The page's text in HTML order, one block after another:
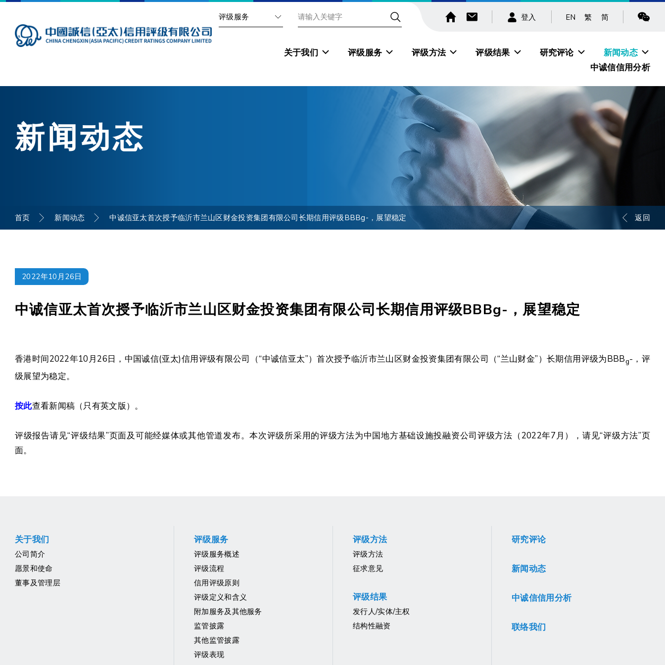
评级服务 登入 EN 繁 简
关于我们 评级服务 评级方法 评级结果 研究评论
新闻动态
中诚信信用分析
新闻动态
首页 新闻动态 中诚信亚太首次授予临沂市兰山区财金投资集团有限公司长期信用评级BBBg-，展望稳定 返回
2022年10月26日
中诚信亚太首次授予临沂市兰山区财金投资集团有限公司长期信用评级BBBg-，展望稳定
香港时间2022年10月26日，中国诚信(亚太)信用评级有限公司（“中诚信亚太”）首次授予临沂市兰山区财金投资集团有限公司（“兰山财金”）长期信用评级为BBBg-，评
级展望为稳定。
按此查看新闻稿（只有英文版）。
评级报告请见“评级结果”页面及可能经媒体或其他管道发布。本次评级所采用的评级方法为中国地方基础设施投融资公司评级方法（2022年7月），请见“评级方法”页
面。
关于我们
公司简介
愿景和使命
董事及管理层
评级服务
评级服务概述
评级流程
信用评级原则
评级定义和含义
附加服务及其他服务
监管披露
其他监管披露
评级表现
评级方法
评级方法
征求意见
评级结果
发行人/实体/主权
结构性融资
研究评论
新闻动态
中诚信信用分析
联络我们